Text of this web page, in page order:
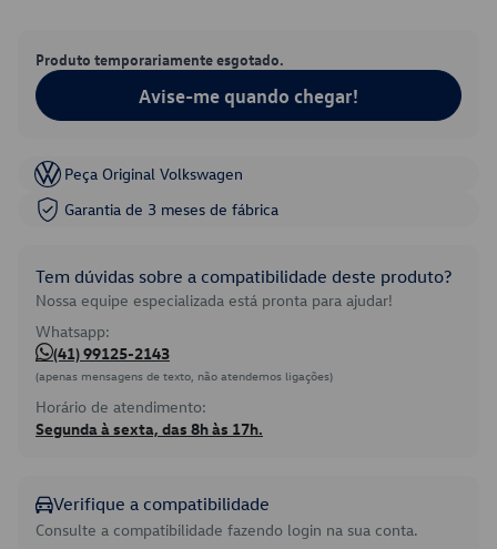
Produto temporariamente esgotado.
Avise-me quando chegar!
Peça Original Volkswagen
Garantia de 3 meses de fábrica
Tem dúvidas sobre a compatibilidade deste produto?
Nossa equipe especializada está pronta para ajudar!
Whatsapp:
(41) 99125-2143
(apenas mensagens de texto, não atendemos ligações)
Horário de atendimento:
Segunda à sexta, das 8h às 17h.
Verifique a compatibilidade
Consulte a compatibilidade fazendo login na sua conta.